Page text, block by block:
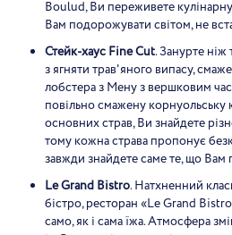
Boulud, Ви переживете
Вам подорожувати світом, не
Стейк-хаус Fine Cut. Занурте ніж
з ягняти трав'яного випасу,
лобстера з Мену з вершковим
повільно смажену корнуольську
основних страв, Ви знайдете
тому кожна страва пропонує
завжди знайдете саме те, що Вам
Le Grand Bistro. Натхненний
бістро, ресторан «Le Grand
само, як і сама їжа. Атмосфера